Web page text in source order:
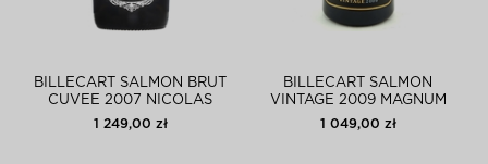
BILLECART SALMON BRUT
CUVEE 2007 NICOLAS
FRANCOIS
1 249,00 zł
BILLECART SALMON
VINTAGE 2009 MAGNUM
1 049,00 zł